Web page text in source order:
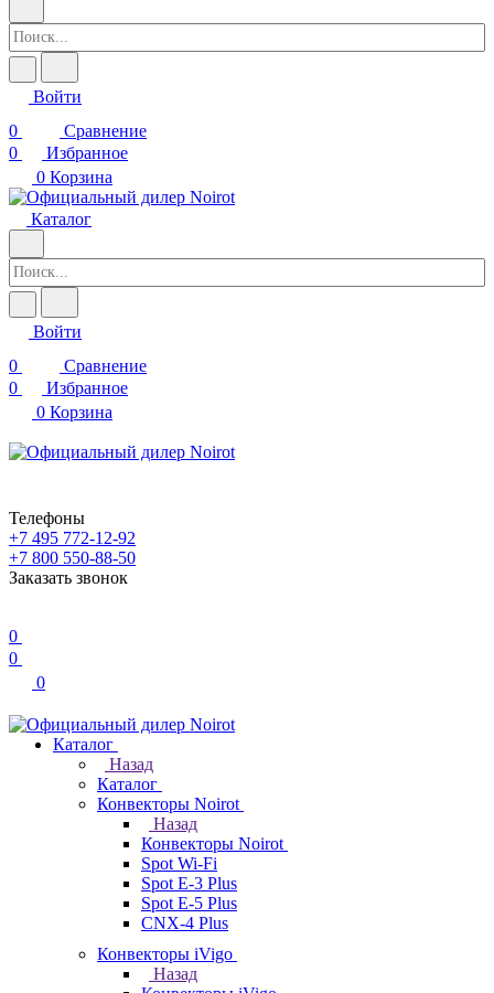
Войти
0
Сравнение
0
Избранное
0 Корзина
Каталог
Войти
0
Сравнение
0
Избранное
0 Корзина
Телефоны
+7 495 772-12-92
+7 800 550-88-50
Заказать звонок
0
0
0
Каталог
Назад
Каталог
Конвекторы Noirot
Назад
Конвекторы Noirot
Spot Wi-Fi
Spot E-3 Plus
Spot E-5 Plus
CNX-4 Plus
Конвекторы iVigo
Назад